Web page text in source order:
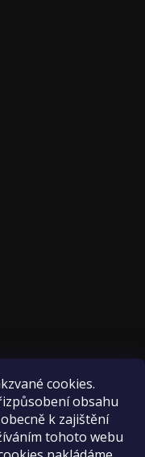
cookies.
obsahu
k zajištění
tohoto webu